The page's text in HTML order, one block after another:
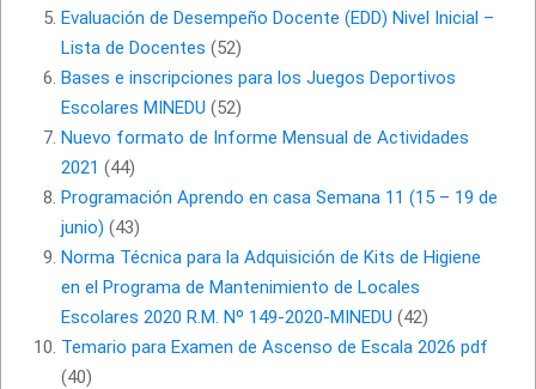
Evaluación de Desempeño Docente (EDD) Nivel Inicial –
Lista de Docentes (52)
Bases e inscripciones para los Juegos Deportivos
Escolares MINEDU (52)
Nuevo formato de Informe Mensual de Actividades
2021 (44)
Programación Aprendo en casa Semana 11 (15 – 19 de
junio) (43)
Norma Técnica para la Adquisición de Kits de Higiene
en el Programa de Mantenimiento de Locales
Escolares 2020 R.M. Nº 149-2020-MINEDU (42)
Temario para Examen de Ascenso de Escala 2026 pdf
(40)